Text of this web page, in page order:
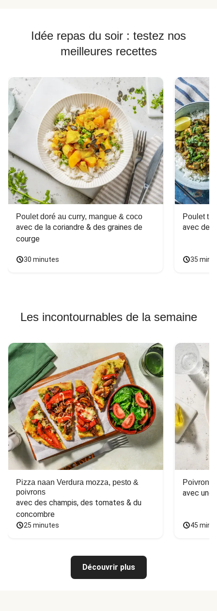
Idée repas du soir : testez nos
meilleures recettes
Poulet doré au curry, mangue & coco
avec de la coriandre & des graines de
courge
30 minutes
Poulet
avec des
35
Les incontournables de la semaine
Pizza naan Verdura mozza, pesto &
poivrons
avec des champis, des tomates & du
concombre
25 minutes
Poivron
avec une
45
Découvrir plus